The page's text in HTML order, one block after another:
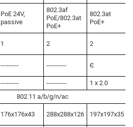
PoE 24V,
passive
802.3af
PoE/802.3at
PoE+
802.3at
PoE+
1 2 2
--------- ---------- Є
--------- ----------
1 x 2.0
802.11 a/b/g/n/ac
176х176х43 288х288х126 197х197х35